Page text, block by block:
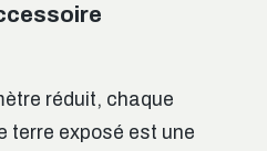
réduit, chaque
terre exposé est une